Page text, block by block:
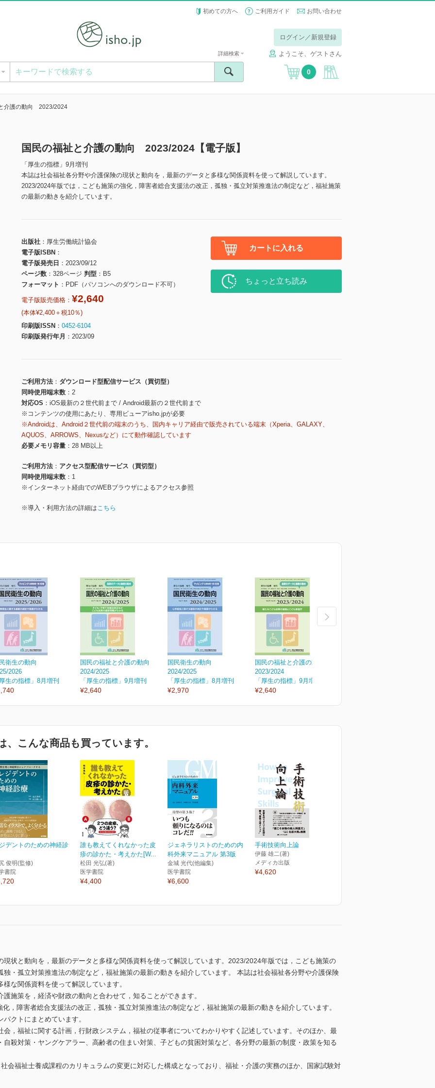
初めての方へ ご利用ガイド お問い合わせ
ログイン／新規登録
ようこそ、ゲストさん
詳細検索
0
介護の動向 2023/2024
国民の福祉と介護の動向 2023/2024【電子版】
「厚生の指標」9月増刊
本誌は社会福祉各分野や介護保険の現状と動向を，最新のデータと多様な関係資料を使って解説しています。
2023/2024年版では，こども施策の強化，障害者総合支援法の改正，孤独・孤立対策推進法の制定など，福祉施策
の最新の動きを紹介しています。
出版社
厚生労働統計協会
電子版ISBN
電子版発売日
2023/09/12
ページ数
328ページ 判型
B5
フォーマット
PDF（パソコンへのダウンロード不可）
電子版販売価格： ¥2,640
(本体¥2,400＋税10％)
印刷版ISSN
0452-6104
印刷版発行年月
2023/09
カートに入れる
ちょっと立ち読み
ご利用方法
ダウンロード型配信サービス（買切型）
同時使用端末数
2
対応OS
iOS最新の２世代前まで / Android最新の２世代前まで
※コンテンツの使用にあたり、専用ビューアisho.jpが必要
※Androidは、Android２世代前の端末のうち、国内キャリア経由で販売されている端末（Xperia、GALAXY、
AQUOS、ARROWS、Nexusなど）にて動作確認しています
必要メモリ容量
28 MB以上
ご利用方法
アクセス型配信サービス（買切型）
同時使用端末数
1
※インターネット経由でのWEBブラウザによるアクセス参照
※導入・利用方法の詳細はこちら
衛生の動向
2026
生の指標」8月増刊
国民の福祉と介護の動向
2024/2025
「厚生の指標」9月増刊
¥2,640
国民衛生の動向
2024/2025
「厚生の指標」8月増刊
¥2,970
国民の福祉と介護の動向
2023/2024
「厚生の指標」9月増刊
¥2,640
、こんな商品も買っています。
デントのための神経診
俊明(監修)
書院
誰も教えてくれなかった皮
疹の診かた・考えかた[W...
松田 光弘(著)
医学書院
¥4,400
ジェネラリストのための内
科外来マニュアル 第3版
金城 光代(他編集)
医学書院
¥6,600
手術技術向上論
伊藤 雄二(著)
メディカ出版
¥4,620
現状と動向を，最新のデータと多様な関係資料を使って解説しています。2023/2024年版では，こども施策の
独・孤立対策推進法の制定など，福祉施策の最新の動きを紹介しています。 本誌は社会福祉各分野や介護保険
な関係資料を使って解説しています。
施策を，経済や財政の動向と合わせて，知ることができます。
，障害者総合支援法の改正，孤独・孤立対策推進法の制定など，福祉施策の最新の動きを紹介しています。
クトにまとめています。
会，福祉に関する計画，行財政システム，福祉の従事者についてわかりやすく記述しています。そのほか、最
殺対策・ヤングケアラー、高齢者の住まい対策、子どもの貧困対策など、各分野の最新の制度・政策を知る
会福祉士養成課程のカリキュラムの変更に対応した構成となっており、福祉・介護の実務のほか、国家試験対